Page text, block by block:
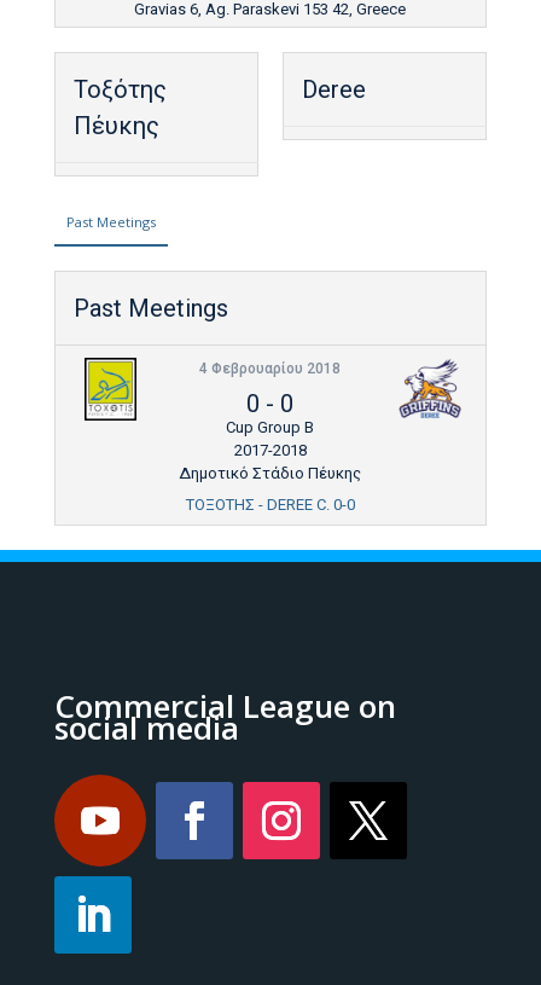
Gravias 6, Ag. Paraskevi 153 42, Greece
Τοξότης
Πέυκης
Deree
Past Meetings
Past Meetings
4 Φεβρουαρίου 2018
0 - 0
Cup Group B
2017-2018
Δημοτικό Στάδιο Πέυκης
ΤΟΞΟΤΗΣ - DEREE C. 0-0
Commercial League on
social media